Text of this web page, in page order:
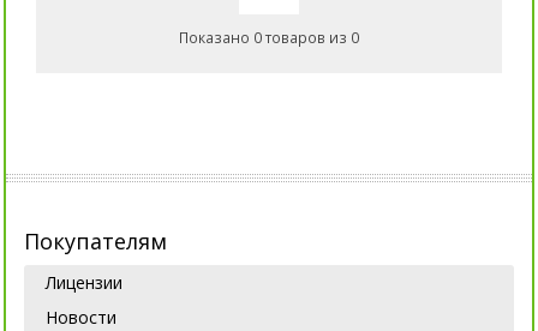
Показано 0 товаров из 0
Покупателям
Лицензии
Новости